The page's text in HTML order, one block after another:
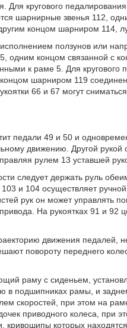
кругового
шарнирные звенья 112,
концом шарниром 114,
ползунов или
одним концом связанной с
к раме 5. Для кругового
шарниром 119
66 и 67 могут
педали 49 и 50 и
движению. Другой
рулем 13 уставшей
следует держать руль
и 104 осуществляет
рук он может управлять
На рукоятках 91 и 92
движения педалей,
повороту переднего
раму с сиденьем,
в подшипниках рамы, и
скоростей, при этом на
приводного колеса, при
которых находятся